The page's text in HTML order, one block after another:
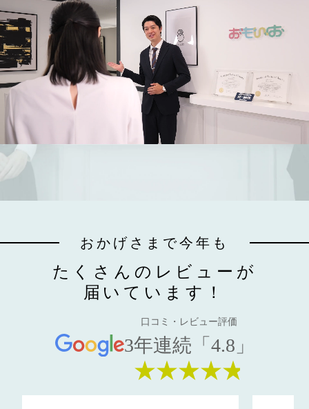
おかげさまで今年も
たくさんのレビューが
届いています！
口コミ・レビュー評価
3年連続「4.8」
★★★★★